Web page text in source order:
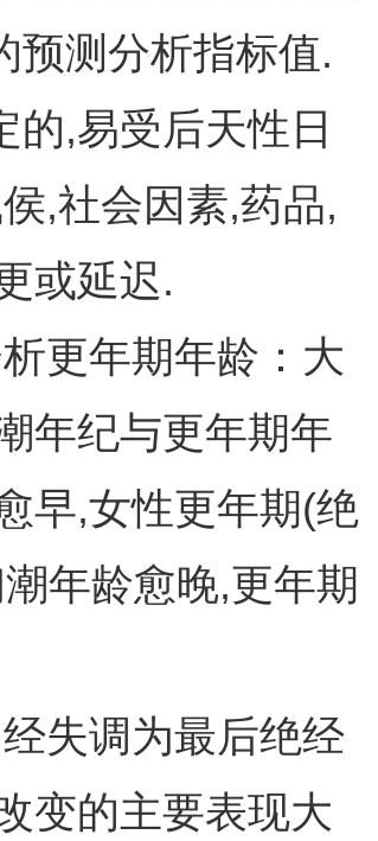
预测分析指标值.
的,易受后天性日
,社会因素,药品,
或延迟.
更年期年龄：大
年纪与更年期年
早,女性更年期(绝
年龄愈晚,更年期
失调为最后绝经
变的主要表现大